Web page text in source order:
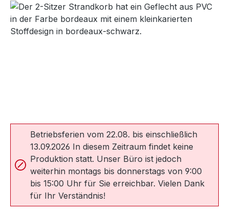
Bildergalerie überspringen
Betriebsferien vom 22.08. bis einschließlich
13.09.2026 In diesem Zeitraum findet keine
Produktion statt. Unser Büro ist jedoch
weiterhin montags bis donnerstags von 9:00
bis 15:00 Uhr für Sie erreichbar. Vielen Dank
für Ihr Verständnis!